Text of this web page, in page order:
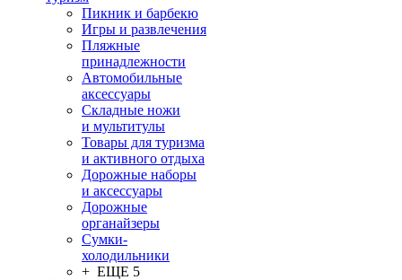
Пикник и барбекю
Игры и развлечения
Пляжные
принадлежности
Автомобильные
аксессуары
Складные ножи
и мультитулы
Товары для туризма
и активного отдыха
Дорожные наборы
и аксессуары
Дорожные
органайзеры
Сумки-
холодильники
+ ЕЩЕ 5